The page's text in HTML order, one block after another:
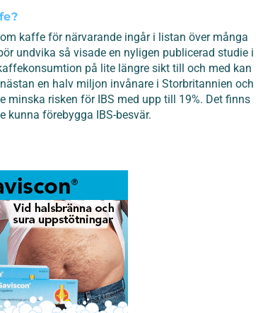
kaffe för närvarande ingår i listan över många
undvika så visade en nyligen publicerad studie i
på lite längre sikt till och med kan
en halv miljon invånare i Storbritannien och
risken för IBS med upp till 19%. Det finns
förebygga IBS-besvär.